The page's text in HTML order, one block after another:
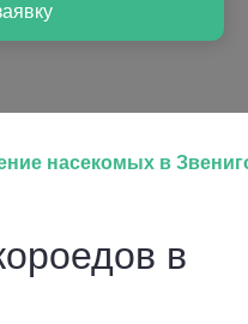
насекомых в
в